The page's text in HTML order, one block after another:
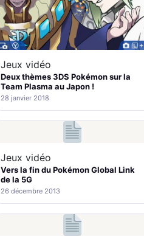
Jeux vidéo
Deux thèmes 3DS Pokémon sur la
Team Plasma au Japon !
28 janvier 2018
Jeux vidéo
Vers la fin du Pokémon Global Link
de la 5G
26 décembre 2013